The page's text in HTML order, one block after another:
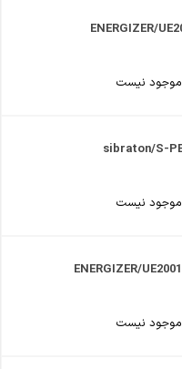
موجود نیست
موجود نیست
موجود نیست